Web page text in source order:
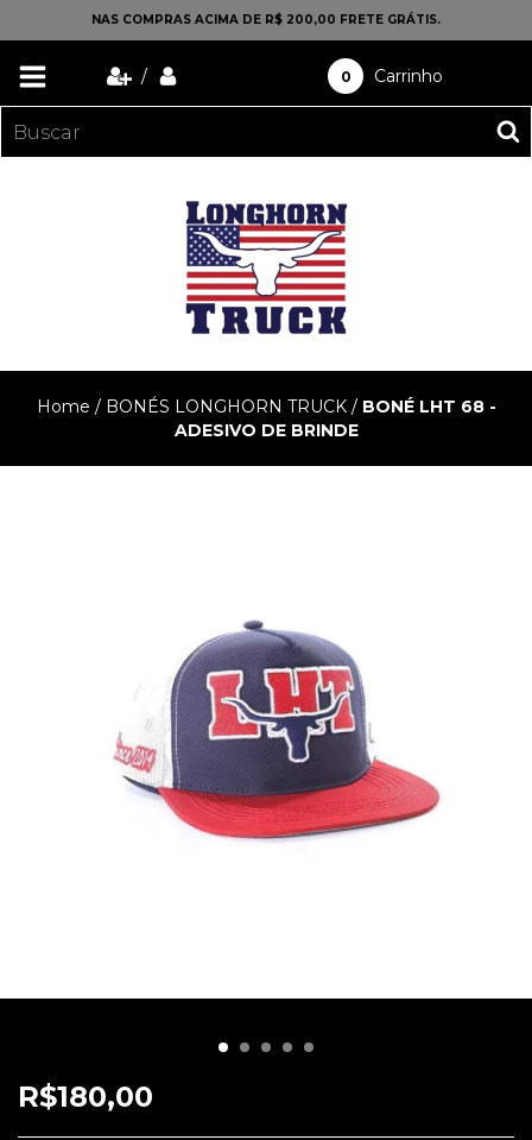
NAS COMPRAS ACIMA DE R$ 200,00 FRETE GRÁTIS.
/ 0 Carrinho
Home / BONÉS LONGHORN TRUCK / BONÉ LHT 68 -
ADESIVO DE BRINDE
R$180,00